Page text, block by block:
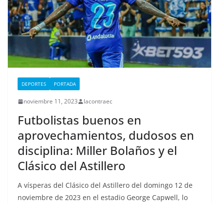
DEPORTES PORTADA
noviembre 11, 2023 lacontraec
Futbolistas buenos en
aprovechamientos, dudosos en
disciplina: Miller Bolaños y el
Clásico del Astillero
A vísperas del Clásico del Astillero del domingo 12 de
noviembre de 2023 en el estadio George Capwell, lo